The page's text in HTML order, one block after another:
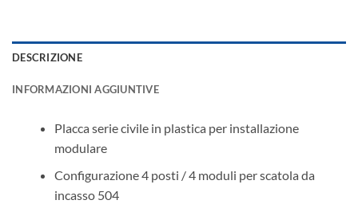
DESCRIZIONE
INFORMAZIONI AGGIUNTIVE
Placca serie civile in plastica per installazione
modulare
Configurazione 4 posti / 4 moduli per scatola da
incasso 504